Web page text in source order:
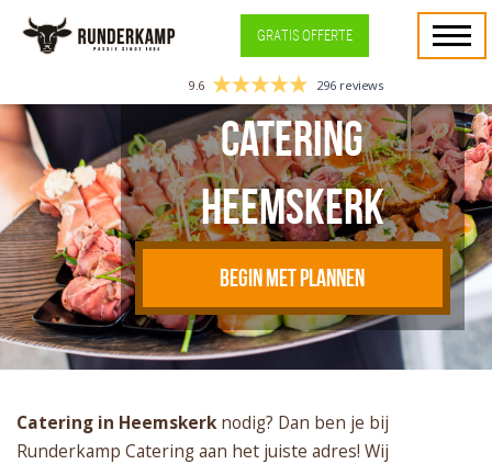
GRATIS OFFERTE
9.6 296 reviews
Catering
Heemskerk
BEGIN MET PLANNEN
Catering in Heemskerknodig? Dan ben je bij
Runderkamp Catering aan het juiste adres! Wij